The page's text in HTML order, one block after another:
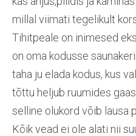
millal viimati tegelikult
Tihitpeale on inimesed
on oma kodusse
taha ju elada kodus, kus
tõttu heljub ruumides
selline olukord võib lausa
Kõik vead ei ole alati nii